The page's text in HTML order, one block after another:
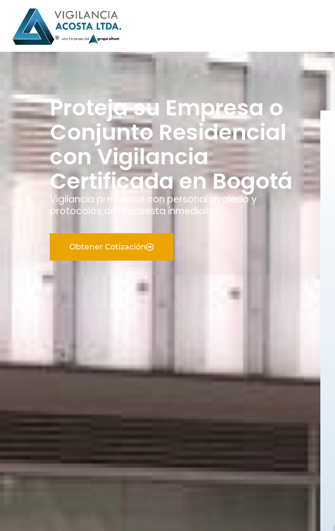
Proteja su Empresa o
Conjunto Residencial
con Vigilancia
Certificada en Bogotá
Vigilancia presencial con personal avalado y
protocolos de respuesta inmediata.
Obtener Cotización